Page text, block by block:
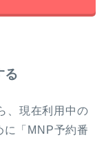
る
、現在利用中の
に「MNP予約番